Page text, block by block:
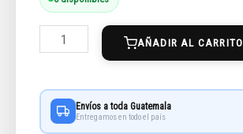
Cartas
Amor
De
AÑADIR AL CARRITO
Envíos a toda Guatemala
Entregamos en todo el país